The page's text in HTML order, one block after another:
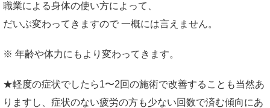
職業による身体の使い方によって、
だいぶ変わってきますので 一概には言えません。
※ 年齢や体力にもより変わってきます。
★軽度の症状でしたら1〜2回の施術で改善することも当然あ
りますし、症状のない疲労の方も少ない回数で済む傾向にあ